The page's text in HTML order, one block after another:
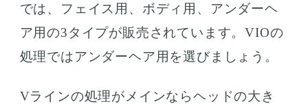
では、フェイス用、ボディ用、アンダーヘ
ア用の3タイプが販売されています。VIOの
処理ではアンダーヘア用を選びましょう。
Vラインの処理がメインならヘッドの大き